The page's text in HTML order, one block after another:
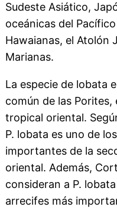
Sudeste Asiático,
oceánicas del
Hawaianas, el Atolón
Marianas.
La especie de lobata
común de las Porites,
tropical oriental.
P. lobata es uno de
importantes de la
oriental. Además,
consideran a P.
arrecifes más